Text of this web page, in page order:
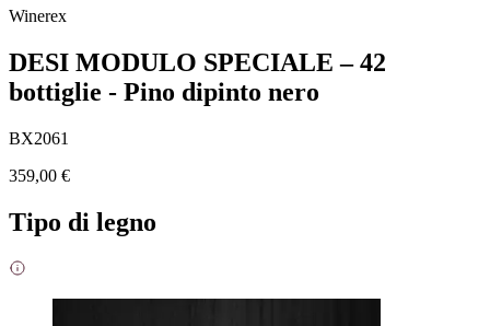
Winerex
DESI MODULO SPECIALE – 42
bottiglie - Pino dipinto nero
BX2061
359,00 €
Tipo di legno